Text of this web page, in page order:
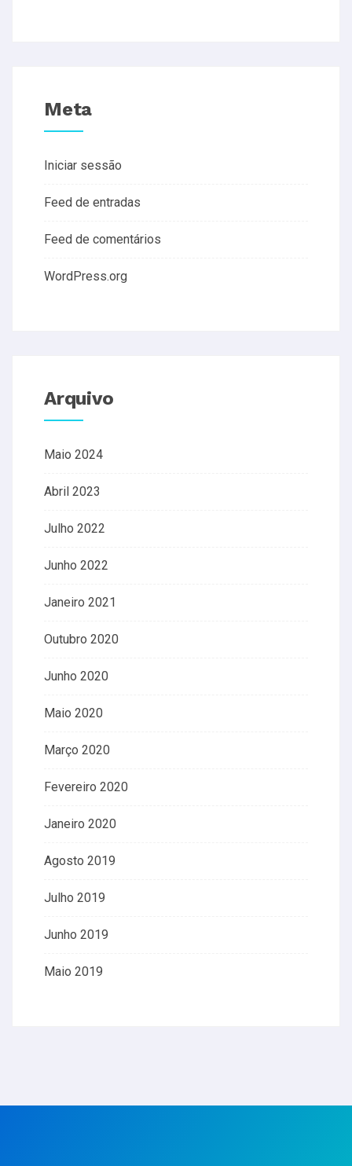
Meta
Iniciar sessão
Feed de entradas
Feed de comentários
WordPress.org
Arquivo
Maio 2024
Abril 2023
Julho 2022
Junho 2022
Janeiro 2021
Outubro 2020
Junho 2020
Maio 2020
Março 2020
Fevereiro 2020
Janeiro 2020
Agosto 2019
Julho 2019
Junho 2019
Maio 2019